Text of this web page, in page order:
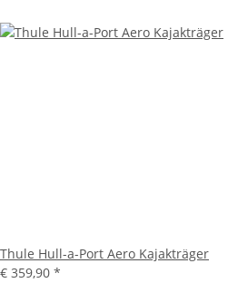
Thule Hull-a-Port Aero Kajakträger
€ 359,90 *